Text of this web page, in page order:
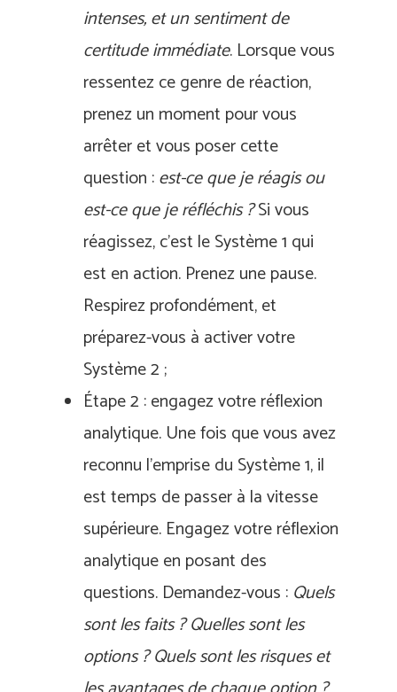
intenses, et un sentiment de
certitude immédiate. Lorsque vous
ressentez ce genre de réaction,
prenez un moment pour vous
arrêter et vous poser cette
question :est-ce que je réagis ou
est-ce que je réfléchis ?Si vous
réagissez, c’est le Système 1 qui
est en action. Prenez une pause.
Respirez profondément, et
préparez-vous à activer votre
Système 2 ;
Étape 2 : engagez votre réflexion
analytique. Une fois que vous avez
reconnu l’emprise du Système 1, il
est temps de passer à la vitesse
supérieure. Engagez votre réflexion
analytique en posant des
questions. Demandez-vous : Quels
sont les faits ? Quelles sont les
options ? Quels sont les risques et